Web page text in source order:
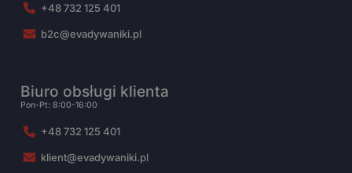
+48 732 125 401
b2c@evadywaniki.pl
Biuro obsługi klienta
Pon-Pt: 8:00-16:00
+48 732 125 401
klient@evadywaniki.pl